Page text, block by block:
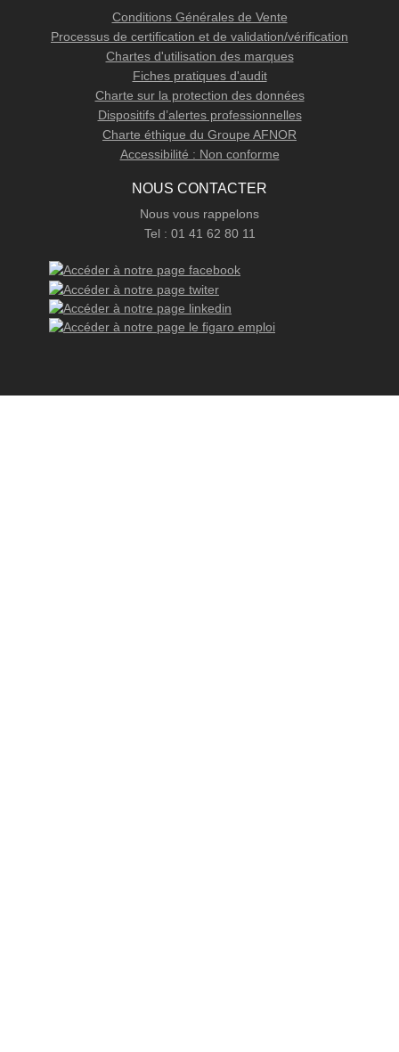
Conditions Générales de Vente
Processus de certification et de validation/vérification
Chartes d'utilisation des marques
Fiches pratiques d'audit
Charte sur la protection des données
Dispositifs d’alertes professionnelles
Charte éthique du Groupe AFNOR
Accessibilité : Non conforme
NOUS CONTACTER
Nous vous rappelons
Tel : 01 41 62 80 11